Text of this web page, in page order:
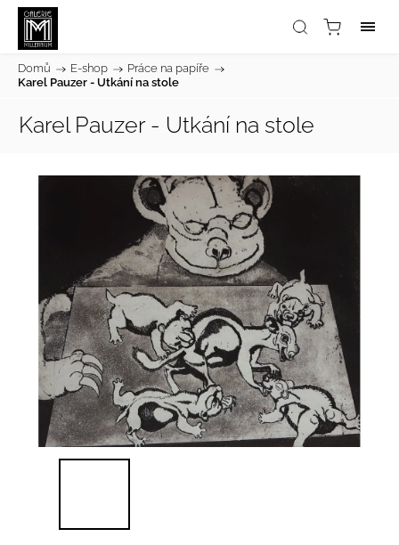
Domů / E-shop / Práce na papíře /
Karel Pauzer - Utkání na stole
Karel Pauzer - Utkání na stole